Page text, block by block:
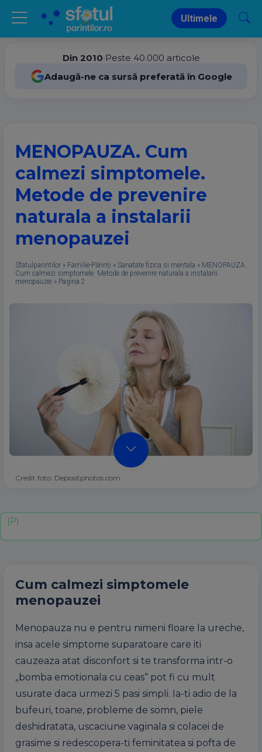
Ultimele
Din 2010•Peste 40.000 articole
Adaugă-ne ca sursă preferată în Google
MENOPAUZA. Cum
calmezi simptomele.
Metode de prevenire
naturala a instalarii
menopauzei
Sfatulparintilor » Familie-Părinţi » Sanatate fizica si mentala » MENOPAUZA.
Cum calmezi simptomele. Metode de prevenire naturala a instalarii
menopauzei » Pagina 2
Credit foto: Depositphotos.com
Cum calmezi simptomele
menopauzei
Menopauza nu e pentru nimeni floare la ureche,
insa acele simptome suparatoare care iti
cauzeaza atat disconfort si te transforma intr-o
„bomba emotionala cu ceas“ pot fi cu mult
usurate daca urmezi 5 pasi simpli. Ia-ti adio de la
bufeuri, toane, probleme de somn, piele
deshidratata, uscaciune vaginala si colacei de
grasime si redescopera-ti feminitatea si pofta de